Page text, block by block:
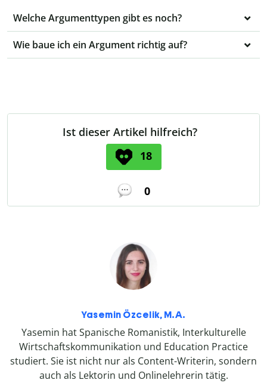
Welche Argumenttypen gibt es noch?
Wie baue ich ein Argument richtig auf?
Ist dieser Artikel hilfreich?
18
0
Yasemin Özcelik, M.A.
Yasemin hat Spanische Romanistik, Interkulturelle
Wirtschaftskommunikation und Education Practice
studiert. Sie ist nicht nur als Content-Writerin, sondern
auch als Lektorin und Onlinelehrerin tätig.